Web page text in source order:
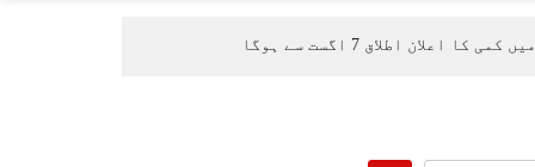
اطلاق 7 اگست سے ہوگا